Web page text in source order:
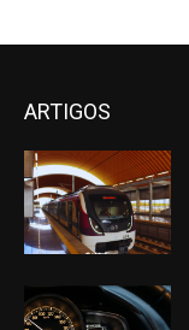
ARTIGOS